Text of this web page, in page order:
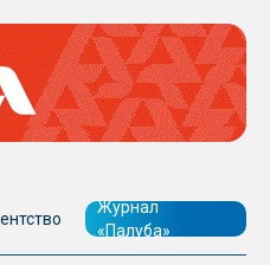
Журнал
«Палуба»